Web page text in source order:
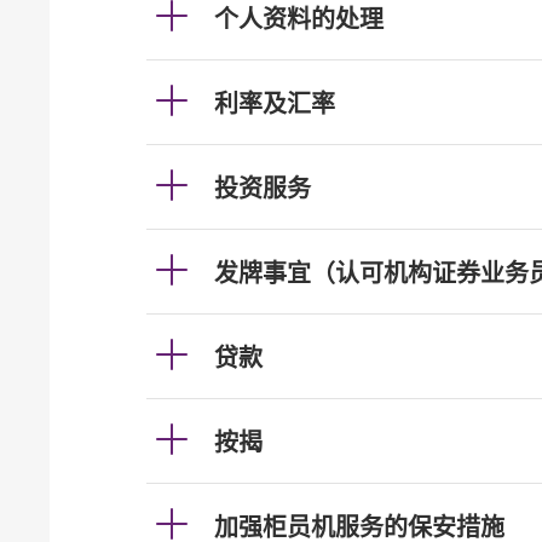
个人资料的处理
利率及汇率
投资服务
发牌事宜（认可机构证券业务
贷款
按揭
加强柜员机服务的保安措施